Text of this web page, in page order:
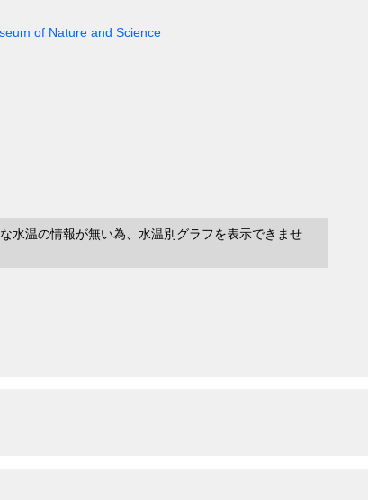
of Nature and Science
水温の情報が無い為、水温別グラフを表示できませ